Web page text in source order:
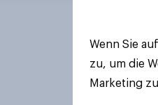
Wenn Sie
zu, um die
Marketing